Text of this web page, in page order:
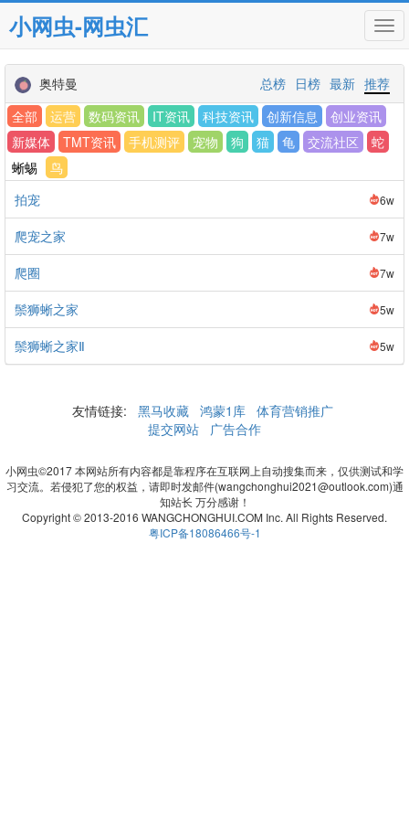
小网虫-网虫汇
奥特曼 推荐
最新
日榜
总榜
全部
运营 数码资讯 IT资讯 科技资讯 创新信息
创业资讯
新媒体
TMT资讯 手机测评 宠物 狗 猫 龟 交流社区
蛇
蜥蜴
鸟
拍宠
6w
爬宠之家 7w
爬圈 7w
鬃狮蜥之家 5w
鬃狮蜥之家Ⅱ 5w
友情链接: 黑马收藏 鸿蒙1库 体育营销推广
提交网站
广告合作
小网虫©2017 本网站所有内容都是靠程序在互联网上自动搜集而来，仅供测试和学
习交流。若侵犯了您的权益，请即时发邮件(wangchonghui2021@outlook.com)通
知站长 万分感谢！
Copyright © 2013-2016 WANGCHONGHUI.COM Inc. All Rights Reserved.
粤ICP备18086466号-1